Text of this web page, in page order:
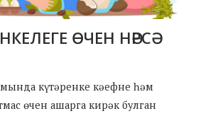
ӨЧЕН НӘРСӘ
күтәренке кәефне һәм
өчен ашарга кирәк булган